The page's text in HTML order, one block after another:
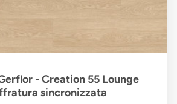
- Creation 55 Lounge
sincronizzata